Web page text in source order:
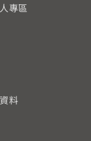
專區
料